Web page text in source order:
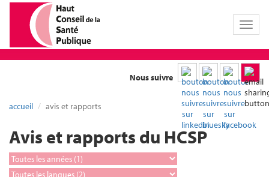
Toggle
Nous suivre
accueil avis et rapports
Avis et rapports du HCSP